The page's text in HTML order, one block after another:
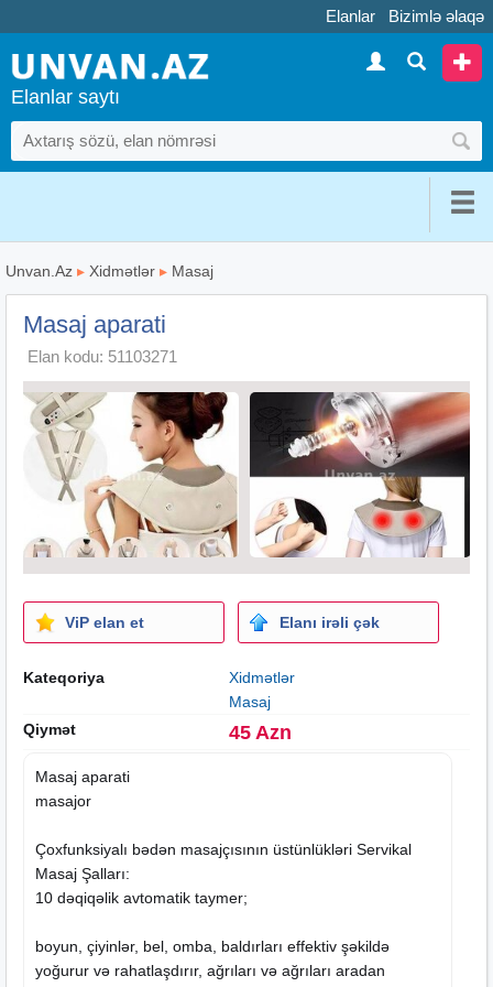
Elanlar Bizimlə əlaqə
Elanlar saytı
Unvan.Az ▸ Xidmətlər ▸ Masaj
Masaj aparati
Elan kodu: 51103271
ViP elan et Elanı irəli çək
Kateqoriya
Xidmətlər
Masaj
Qiymət
45 Azn
Masaj aparati
masajor
Çoxfunksiyalı bədən masajçısının üstünlükləri Servikal
Masaj Şalları:
10 dəqiqəlik avtomatik taymer;
boyun, çiyinlər, bel, omba, baldırları effektiv şəkildə
yoğurur və rahatlaşdırır, ağrıları və ağrıları aradan